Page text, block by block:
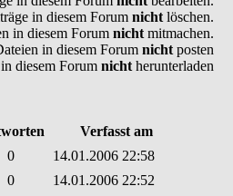
in diesem Forum nicht löschen.
in diesem Forum nicht mitmachen.
in diesem Forum nicht posten
diesem Forum nicht herunterladen
Verfasst am
0
14.01.2006 22:58
0
14.01.2006 22:52